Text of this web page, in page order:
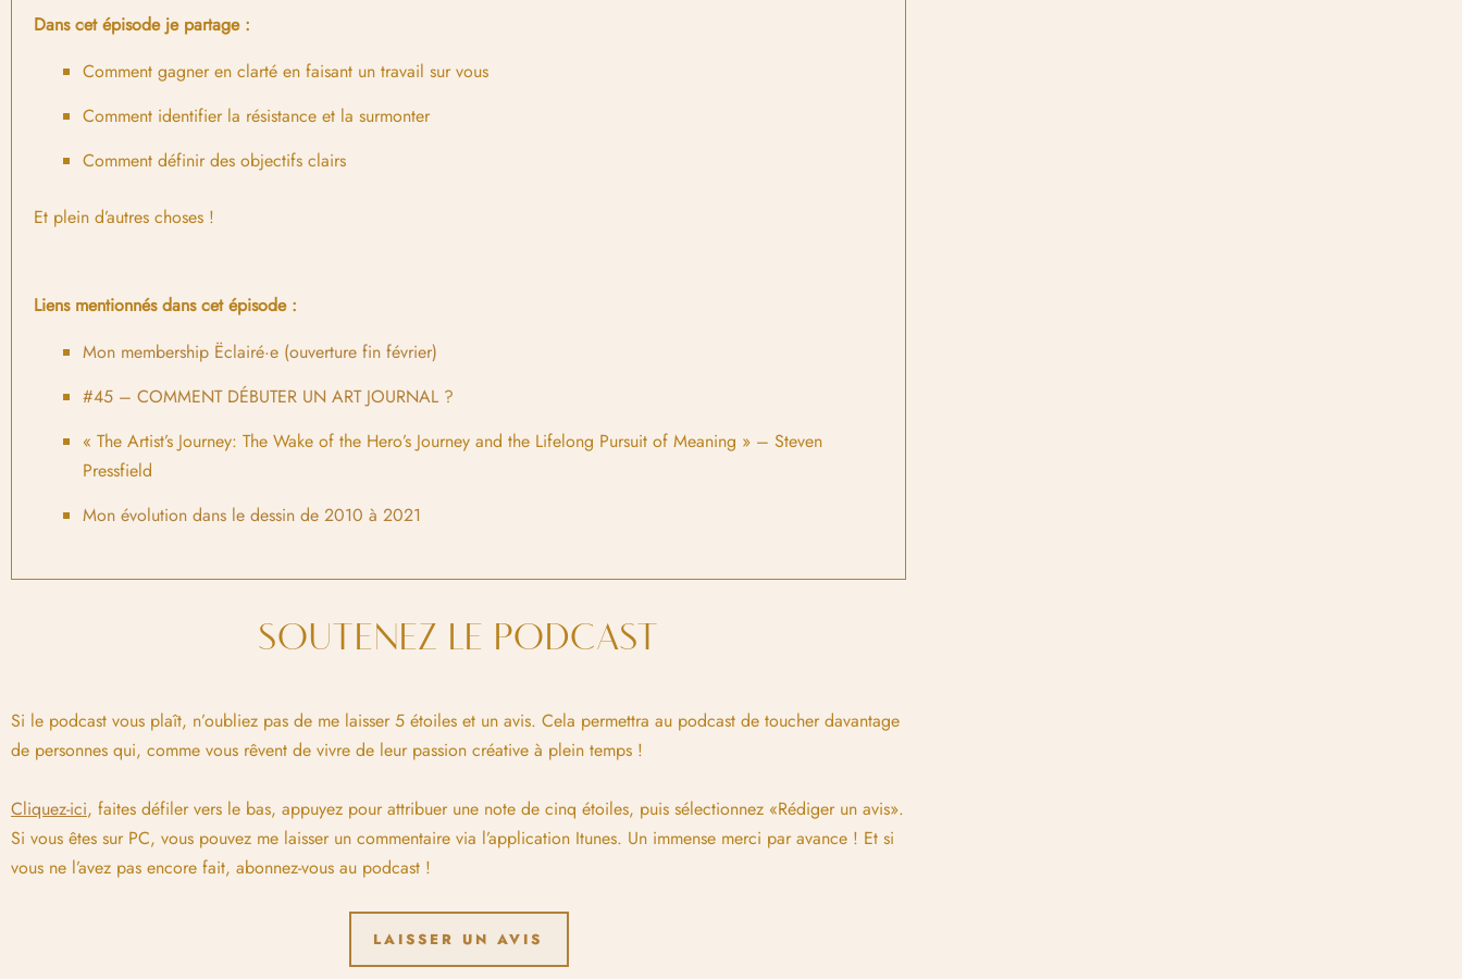
Dans cet épisode je partage :
Comment gagner en clarté en faisant un travail sur vous
Comment identifier la résistance et la surmonter
Comment définir des objectifs clairs
Et plein d’autres choses !
Liens mentionnés dans cet épisode :
Mon membership Ëclairé·e (ouverture fin février)
#45 – COMMENT DÉBUTER UN ART JOURNAL ?
« The Artist’s Journey: The Wake of the Hero’s Journey and the Lifelong Pursuit of Meaning » – Steven
Pressfield
Mon évolution dans le dessin de 2010 à 2021
SOUTENEZ LE PODCAST
Si le podcast vous plaît, n’oubliez pas de me laisser 5 étoiles et un avis. Cela permettra au podcast de toucher davantage
de personnes qui, comme vous rêvent de vivre de leur passion créative à plein temps !
Cliquez-ici, faites défiler vers le bas, appuyez pour attribuer une note de cinq étoiles, puis sélectionnez «Rédiger un avis».
Si vous êtes sur PC, vous pouvez me laisser un commentaire via l’application Itunes. Un immense merci par avance ! Et si
vous ne l’avez pas encore fait, abonnez-vous au podcast !
LAISSER UN AVIS